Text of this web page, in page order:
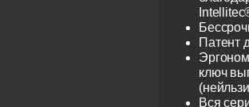
Патент
ключ
Вся